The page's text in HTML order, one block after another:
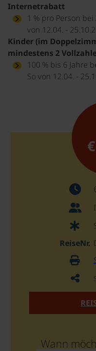
Internetrabatt
1 % pro Person bei
von 12.04. -
Kinder (im
mindestens 2
100 % bis 6 Jahre
So von 12.04. -
ReiseNr.
Wann